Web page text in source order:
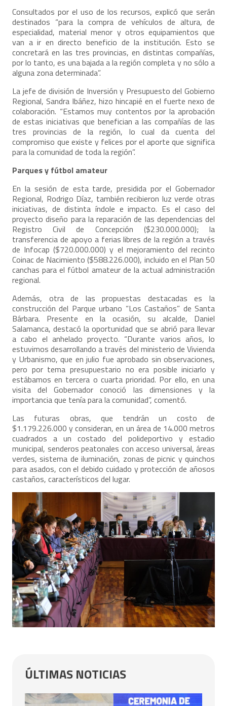
Consultados por el uso de los recursos, explicó que serán
destinados “para la compra de vehículos de altura, de
especialidad, material menor y otros equipamientos que
van a ir en directo beneficio de la institución. Esto se
concretará en las tres provincias, en distintas compañías,
por lo tanto, es una bajada a la región completa y no sólo a
alguna zona determinada”.
La jefe de división de Inversión y Presupuesto del Gobierno
Regional, Sandra Ibáñez, hizo hincapié en el fuerte nexo de
colaboración. “Estamos muy contentos por la aprobación
de estas iniciativas que benefician a las compañías de las
tres provincias de la región, lo cual da cuenta del
compromiso que existe y felices por el aporte que significa
para la comunidad de toda la región”.
Parques y fútbol amateur
En la sesión de esta tarde, presidida por el Gobernador
Regional, Rodrigo Díaz, también recibieron luz verde otras
iniciativas, de distinta índole e impacto. Es el caso del
proyecto diseño para la reparación de las dependencias del
Registro Civil de Concepción ($230.000.000); la
transferencia de apoyo a ferias libres de la región a través
de Infocap ($720.000.000) y el mejoramiento del recinto
Coinac de Nacimiento ($588.226.000), incluido en el Plan 50
canchas para el fútbol amateur de la actual administración
regional.
Además, otra de las propuestas destacadas es la
construcción del Parque urbano “Los Castaños” de Santa
Bárbara. Presente en la ocasión, su alcalde, Daniel
Salamanca, destacó la oportunidad que se abrió para llevar
a cabo el anhelado proyecto. “Durante varios años, lo
estuvimos desarrollando a través del ministerio de Vivienda
y Urbanismo, que en julio fue aprobado sin observaciones,
pero por tema presupuestario no era posible iniciarlo y
estábamos en tercera o cuarta prioridad. Por ello, en una
visita del Gobernador conoció las dimensiones y la
importancia que tenía para la comunidad”, comentó.
Las futuras obras, que tendrán un costo de
$1.179.226.000 y consideran, en un área de 14.000 metros
cuadrados a un costado del polideportivo y estadio
municipal, senderos peatonales con acceso universal, áreas
verdes, sistema de iluminación, zonas de picnic y quinchos
para asados, con el debido cuidado y protección de añosos
castaños, característicos del lugar.
ÚLTIMAS NOTICIAS